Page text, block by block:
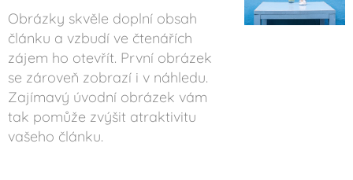
Obrázky skvěle doplní obsah
článku a vzbudí ve čtenářích
zájem ho otevřít. První obrázek
se zároveň zobrazí i v náhledu.
Zajímavý úvodní obrázek vám
tak pomůže zvýšit atraktivitu
vašeho článku.